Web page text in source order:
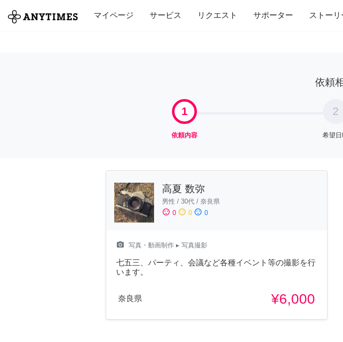
マイページ サービス リクエスト サポーター ストーリ
全て 修理・組立 家事 引っ越し インテリア 趣味・習い事
依頼
1
依頼内容
2
希望
高夏 数弥
男性 / 30代 / 奈良県
sentiment_satisfied 0 sentiment_neutral 0 sentiment_dissatisfied 0
camera_alt 写真・動画制作 ▸ 写真撮影
七五三、パーティ、会議など各種イベント等の撮影を行
います。
奈良県 ¥6,000